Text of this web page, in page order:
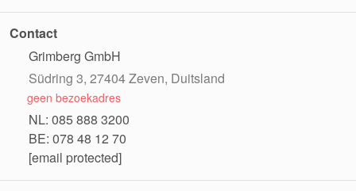
Contact
Grimberg GmbH
Südring 3, 27404 Zeven, Duitsland
geen bezoekadres
NL: 085 888 3200
BE: 078 48 12 70
[email protected]